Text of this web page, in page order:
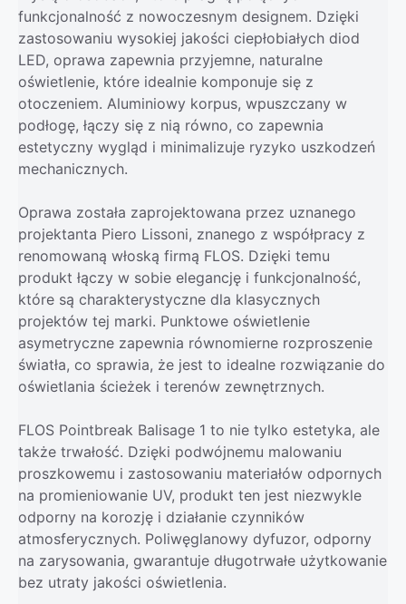
funkcjonalność z nowoczesnym designem. Dzięki
zastosowaniu wysokiej jakości ciepłobiałych diod
LED, oprawa zapewnia przyjemne, naturalne
oświetlenie, które idealnie komponuje się z
otoczeniem. Aluminiowy korpus, wpuszczany w
podłogę, łączy się z nią równo, co zapewnia
estetyczny wygląd i minimalizuje ryzyko uszkodzeń
mechanicznych.
Oprawa została zaprojektowana przez uznanego
projektanta Piero Lissoni, znanego z współpracy z
renomowaną włoską firmą FLOS. Dzięki temu
produkt łączy w sobie elegancję i funkcjonalność,
które są charakterystyczne dla klasycznych
projektów tej marki. Punktowe oświetlenie
asymetryczne zapewnia równomierne rozproszenie
światła, co sprawia, że jest to idealne rozwiązanie do
oświetlania ścieżek i terenów zewnętrznych.
FLOS Pointbreak Balisage 1 to nie tylko estetyka, ale
także trwałość. Dzięki podwójnemu malowaniu
proszkowemu i zastosowaniu materiałów odpornych
na promieniowanie UV, produkt ten jest niezwykle
odporny na korozję i działanie czynników
atmosferycznych. Poliwęglanowy dyfuzor, odporny
na zarysowania, gwarantuje długotrwałe użytkowanie
bez utraty jakości oświetlenia.